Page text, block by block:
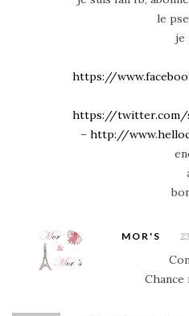
le
je
https://
https://twitter.com/
– http://
MOR'S
Chance